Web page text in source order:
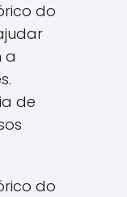
do
a
de
do